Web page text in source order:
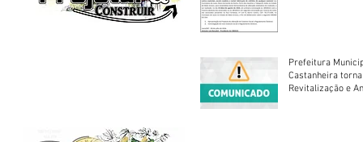
Prefeitura
Castanheira
Revitalização e